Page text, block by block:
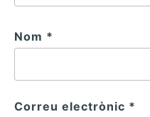
Nom *
Correu electrònic *